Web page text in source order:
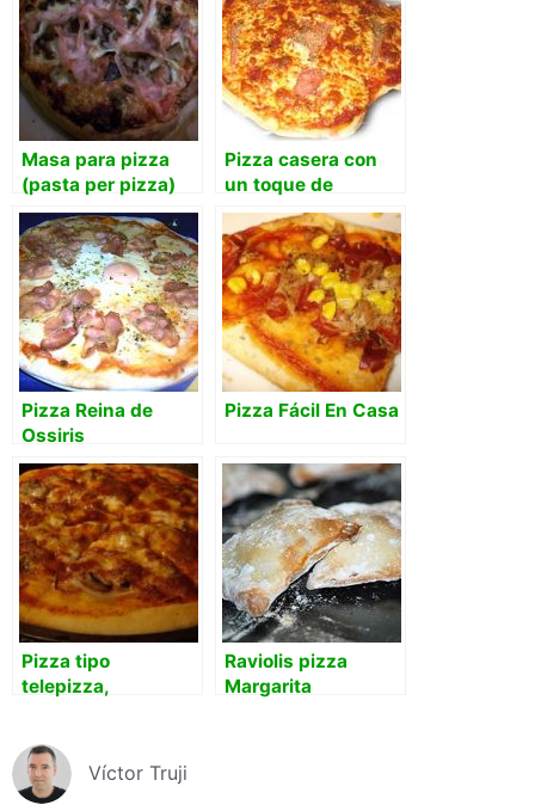
Masa para pizza
(pasta per pizza)
Pizza casera con
un toque de
Bruschetta de Oil &
Vinegar
Pizza Reina de
Ossiris
Pizza Fácil En Casa
Pizza tipo
telepizza,
Raviolis pizza
Margarita
Víctor Truji